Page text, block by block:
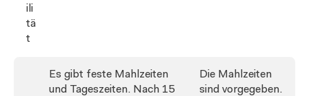
ili
tä
t
Es gibt feste Mahlzeiten
und Tageszeiten. Nach 15
Die Mahlzeiten
sind vorgegeben.